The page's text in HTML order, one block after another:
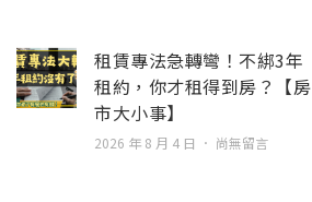
租賃專法急轉彎！不綁3年
租約，你才租得到房？【房
市大小事】
2026 年 8 月 4 日 尚無留言